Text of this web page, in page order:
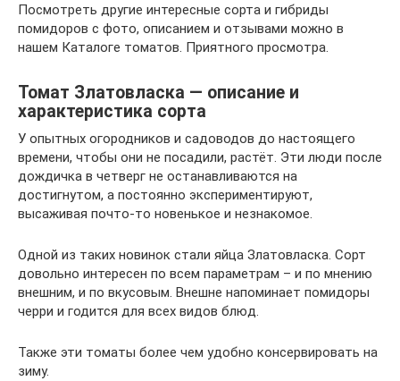
Посмотреть другие интересные сорта и гибриды
помидоров с фото, описанием и отзывами можно в
нашем Каталоге томатов. Приятного просмотра.
Томат Златовласка — описание и
характеристика сорта
У опытных огородников и садоводов до настоящего
времени, чтобы они не посадили, растёт. Эти люди после
дождичка в четверг не останавливаются на
достигнутом, а постоянно экспериментируют,
высаживая почто-то новенькое и незнакомое.
Одной из таких новинок стали яйца Златовласка. Сорт
довольно интересен по всем параметрам – и по мнению
внешним, и по вкусовым. Внешне напоминает помидоры
черри и годится для всех видов блюд.
Также эти томаты более чем удобно консервировать на
зиму.